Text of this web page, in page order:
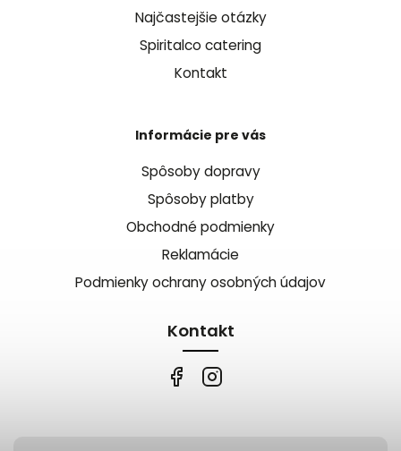
Najčastejšie otázky
Spiritalco catering
Kontakt
Informácie pre vás
Spôsoby dopravy
Spôsoby platby
Obchodné podmienky
Reklamácie
Podmienky ochrany osobných údajov
Kontakt